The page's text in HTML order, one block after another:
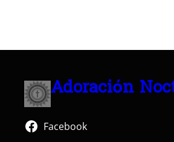
Adoración
Facebook